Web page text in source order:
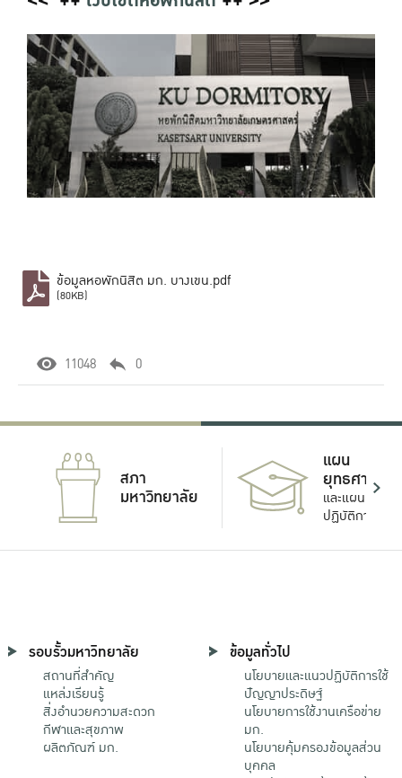
ข้อมูลหอพักนิสิต มก. บางเขน.pdf
(80KB)
11048 0
สภา
มหาวิทยาลัย
แผน
ยุทธศาสตร์
และแผน
ปฏิบัติการ
รอบรั้วมหาวิทยาลัย
สถานที่สำคัญ
แหล่งเรียนรู้
สิ่งอำนวยความสะดวก
กีฬาและสุขภาพ
ผลิตภัณฑ์ มก.
ข้อมูลทั่วไป
นโยบายและแนวปฏิบัติการใช้
ปัญญาประดิษฐ์
นโยบายการใช้งานเครือข่าย
มก.
นโยบายคุ้มครองข้อมูลส่วน
บุคคล